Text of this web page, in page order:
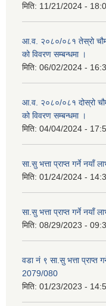
मिति: 11/21/2024 -
आ.व. २०८०/०८१ तेस्रो
को विवरण सम्बन्धमा ।
मिति: 06/02/2024 -
आ.व. २०८०/०८१ दोस्रो
को विवरण सम्बन्धमा ।
मिति: 04/04/2024 -
सा.सु भत्ता प्राप्त गर्ने नयाँ
मिति: 01/24/2024 -
सा.सु भत्ता प्राप्त गर्ने नयाँ
मिति: 08/29/2023 -
वडा नं ९ सा.सु भत्ता प्राप्त
2079/080
मिति: 01/23/2023 -